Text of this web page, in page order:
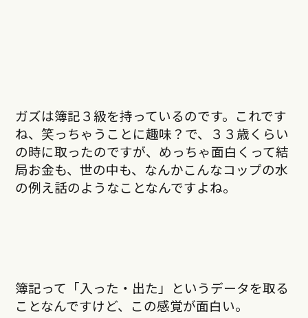
ガズは簿記３級を持っているのです。これです
ね、笑っちゃうことに趣味？で、３３歳くらい
の時に取ったのですが、めっちゃ面白くって結
局お金も、世の中も、なんかこんなコップの水
の例え話のようなことなんですよね。
簿記って「入った・出た」というデータを取る
ことなんですけど、この感覚が面白い。